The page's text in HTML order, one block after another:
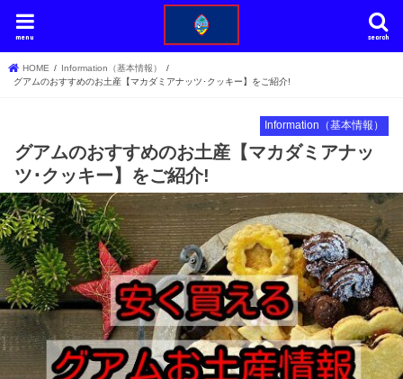
search
menu
HOME
Information（基本情報）
グアムのおすすめのお土産【マカダミアナッツ･クッキー】をご紹介!
Information（基本情報）
グアムのおすすめのお土産【マカダミアナッ
ツ･クッキー】をご紹介!